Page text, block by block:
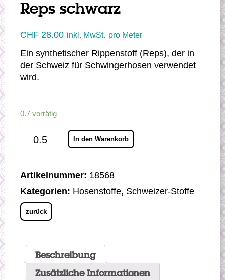
Reps schwarz
CHF28.00 inkl. MwSt. pro Meter
Ein synthetischer Rippenstoff (Reps), der in
der Schweiz für Schwingerhosen verwendet
wird.
0.7 vorrätig
Schwingerhosenstoff
Reps
In den Warenkorb
Artikelnummer: 18568
Kategorien: Hosenstoffe, Schweizer-Stoffe
zurück
Beschreibung
Zusätzliche Informationen